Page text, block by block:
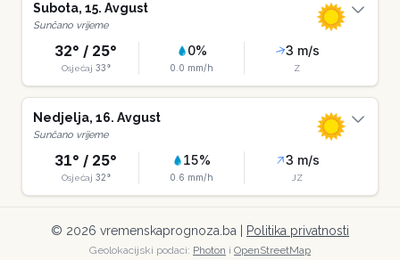
Subota, 15. Avgust
Sunčano vrijeme
32° / 25°
Osjećaj 33°
0%
0.0 mm/h
3 m/s
Z
Nedjelja, 16. Avgust
Sunčano vrijeme
31° / 25°
Osjećaj 32°
15%
0.6 mm/h
3 m/s
JZ
© 2026 vremenskaprognoza.ba | Politika privatnosti
Geolokacijski podaci: Photon i OpenStreetMap